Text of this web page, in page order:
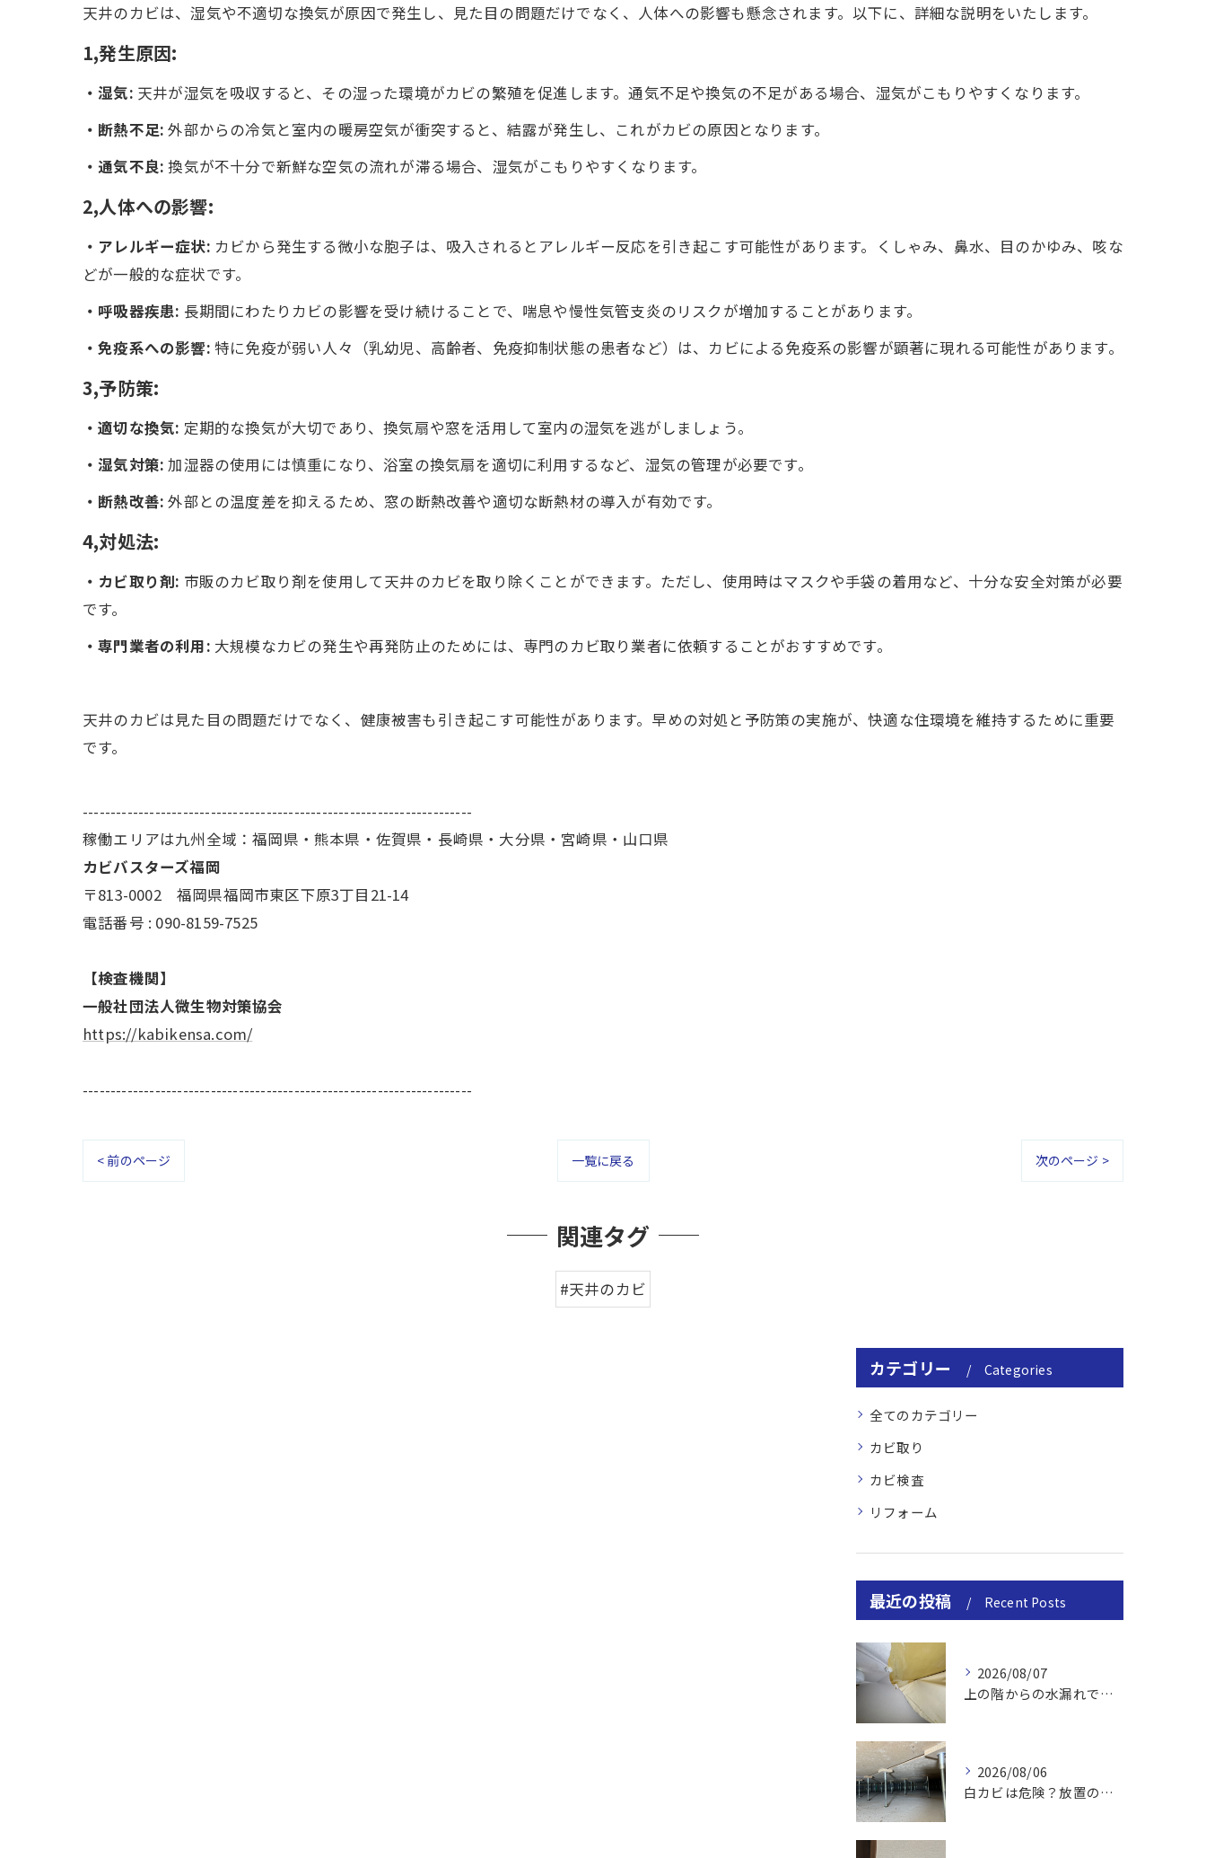
天井のカビは、湿気や不適切な換気が原因で発生し、見た目の問題だけでなく、人体への影響も懸念されます。以下に、詳細な説明をいたします。
1,発生原因:
・湿気: 天井が湿気を吸収すると、その湿った環境がカビの繁殖を促進します。通気不足や換気の不足がある場合、湿気がこもりやすくなります。
・断熱不足:外部からの冷気と室内の暖房空気が衝突すると、結露が発生し、これがカビの原因となります。
・通気不良: 換気が不十分で新鮮な空気の流れが滞る場合、湿気がこもりやすくなります。
2,人体への影響:
・アレルギー症状: カビから発生する微小な胞子は、吸入されるとアレルギー反応を引き起こす可能性があります。くしゃみ、鼻水、目のかゆみ、咳な
どが一般的な症状です。
・呼吸器疾患: 長期間にわたりカビの影響を受け続けることで、喘息や慢性気管支炎のリスクが増加することがあります。
・免疫系への影響: 特に免疫が弱い人々（乳幼児、高齢者、免疫抑制状態の患者など）は、カビによる免疫系の影響が顕著に現れる可能性があります。
3,予防策:
・適切な換気: 定期的な換気が大切であり、換気扇や窓を活用して室内の湿気を逃がしましょう。
・湿気対策: 加湿器の使用には慎重になり、浴室の換気扇を適切に利用するなど、湿気の管理が必要です。
・断熱改善: 外部との温度差を抑えるため、窓の断熱改善や適切な断熱材の導入が有効です。
4,対処法:
・カビ取り剤: 市販のカビ取り剤を使用して天井のカビを取り除くことができます。ただし、使用時はマスクや手袋の着用など、十分な安全対策が必要
です。
・専門業者の利用: 大規模なカビの発生や再発防止のためには、専門のカビ取り業者に依頼することがおすすめです。
天井のカビは見た目の問題だけでなく、健康被害も引き起こす可能性があります。早めの対処と予防策の実施が、快適な住環境を維持するために重要
です。
----------------------------------------------------------------------
稼働エリアは九州全域：福岡県・熊本県・佐賀県・長崎県・大分県・宮崎県・山口県
カビバスターズ福岡
〒813-0002 福岡県福岡市東区下原3丁目21-14
電話番号 : 090-8159-7525
【検査機関】
一般社団法人微生物対策協会
https://kabikensa.com/
----------------------------------------------------------------------
< 前のページ 一覧に戻る 次のページ >
関連タグ
#天井のカビ
カテゴリー Categories
全てのカテゴリー
カビ取り
カビ検査
リフォーム
最近の投稿 Recent Posts
2026/08/07
上の階からの水漏れでカビ｜対処法と業者
2026/08/06
白カビは危険？放置のリスクと取り方